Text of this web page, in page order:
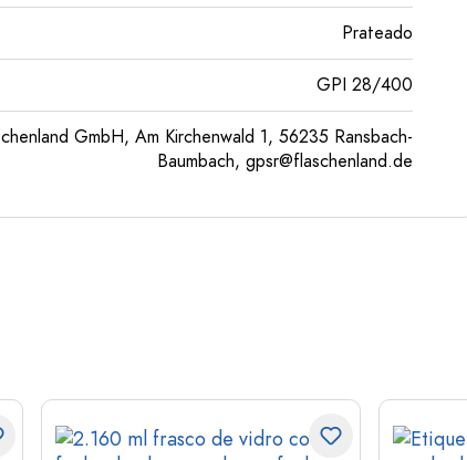
Prateado
GPI 28/400
GmbH, Am Kirchenwald 1, 56235 Ransbach-
Baumbach, gpsr@flaschenland.de